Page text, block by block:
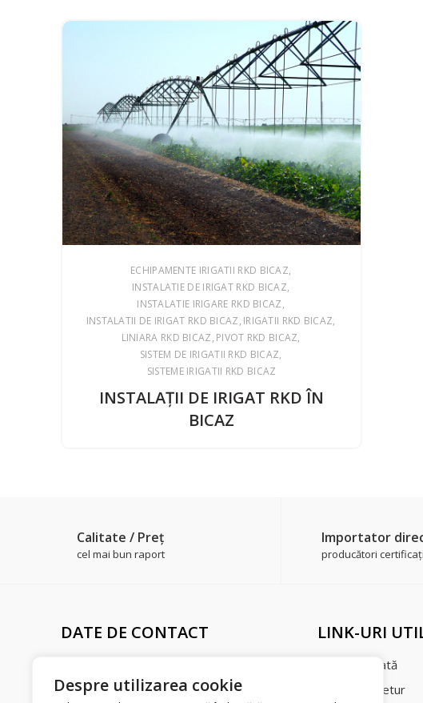
Despre utilizarea cookie
ECHIPAMENTE IRIGATII RKD BICAZ
INSTALATIE DE IRIGAT RKD BICAZ
INSTALATIE IRIGARE RKD BICAZ
INSTALATII DE IRIGAT RKD BICAZ IRIGATII RKD BICAZ
LINIARA RKD BICAZ PIVOT RKD BICAZ
SISTEM DE IRIGATII RKD BICAZ
SISTEME IRIGATII RKD BICAZ
INSTALAŢII DE IRIGAT RKD ÎN
BICAZ
Calitate / Preţ
cel mai bun raport
Importator
producători certificaţi
DATE DE CONTACT
Str. Merilor, Nr. 10,
Urziceni, Ialomiţa
LINK-URI
Livrare şi plată
Politica de retur